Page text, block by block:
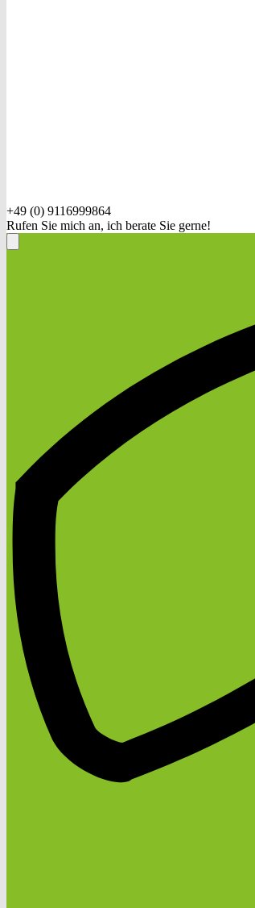
+49 (0) 9116999864
Rufen Sie mich an, ich berate Sie gerne!